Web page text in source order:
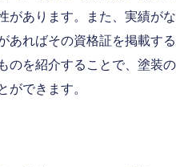
があります。また、実績がな
あればその資格証を掲載する
のを紹介することで、塗装の
ができます。